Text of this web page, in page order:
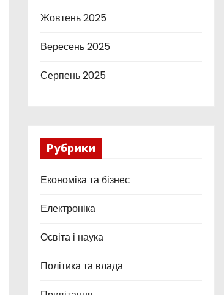
Жовтень 2025
Вересень 2025
Серпень 2025
Рубрики
Економіка та бізнес
Електроніка
Освіта і наука
Політика та влада